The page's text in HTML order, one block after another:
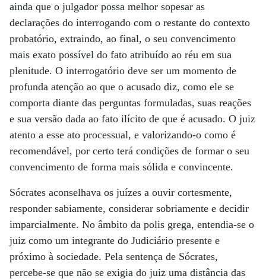
ainda que o julgador possa melhor sopesar as
declarações do interrogando com o restante do contexto
probatório, extraindo, ao final, o seu convencimento
mais exato possível do fato atribuído ao réu em sua
plenitude. O interrogatório deve ser um momento de
profunda atenção ao que o acusado diz, como ele se
comporta diante das perguntas formuladas, suas reações
e sua versão dada ao fato ilícito de que é acusado. O juiz
atento a esse ato processual, e valorizando-o como é
recomendável, por certo terá condições de formar o seu
convencimento de forma mais sólida e convincente.
Sócrates aconselhava os juízes a ouvir cortesmente,
responder sabiamente, considerar sobriamente e decidir
imparcialmente. No âmbito da polis grega, entendia-se o
juiz como um integrante do Judiciário presente e
próximo à sociedade. Pela sentença de Sócrates,
percebe-se que não se exigia do juiz uma distância das